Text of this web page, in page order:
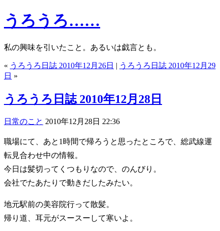
うろうろ……
私の興味を引いたこと。あるいは戯言とも。
« うろうろ日誌 2010年12月26日 | うろうろ日誌 2010年12月29
日 »
うろうろ日誌 2010年12月28日
日常のこと 2010年12月28日 22:36
職場にて、あと1時間で帰ろうと思ったところで、総武線運
転見合わせ中の情報。
今日は髪切ってくつもりなので、のんびり。
会社でたあたりで動きだしたみたい。
地元駅前の美容院行って散髪。
帰り道、耳元がスースーして寒いよ。